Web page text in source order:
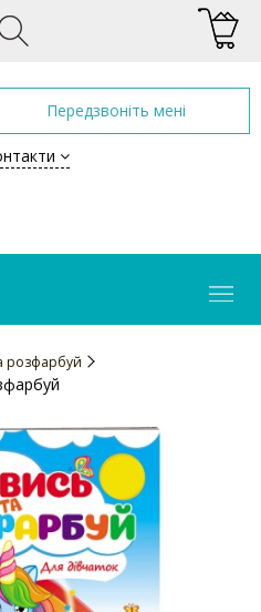
Передзвоніть мені
розфарбуй